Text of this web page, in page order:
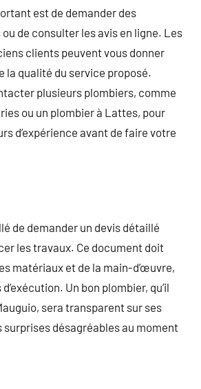
est de demander des
de consulter les avis en ligne. Les
clients peuvent vous donner
la qualité du service proposé.
plusieurs plombiers, comme
ou un plombier à Lattes, pour
d’expérience avant de faire votre
de demander un devis détaillé
les travaux. Ce document doit
matériaux et de la main-d’œuvre,
Un bon plombier, qu’il
sera transparent sur ses
désagréables au moment